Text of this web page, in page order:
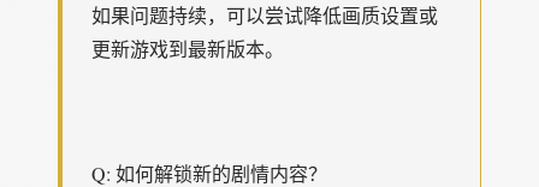
如果问题持续，可以尝试降低画质设置或
更新游戏到最新版本。
Q: 如何解锁新的剧情内容？